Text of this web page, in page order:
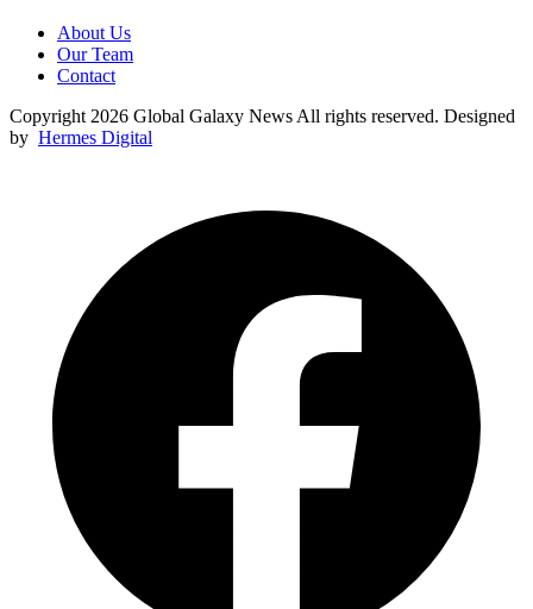
About Us
Our Team
Contact
Copyright 2026 Global Galaxy News All rights reserved. Designed
by Hermes Digital